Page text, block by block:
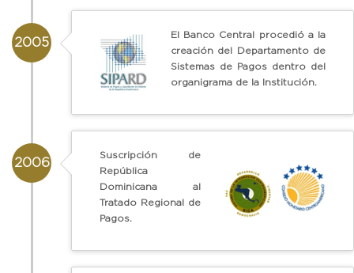
2005
El Banco Central procedió a la
creación del Departamento de
Sistemas de Pagos dentro del
organigrama de la Institución.
2006
Suscripción de
República
Dominicana al
Tratado Regional de
Pagos.